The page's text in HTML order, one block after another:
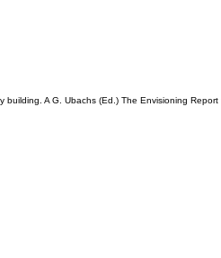
A G. Ubachs (Ed.) The Envisioning